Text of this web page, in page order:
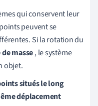
qui conservent leur
peuvent se
Si la rotation du
masse, le système
objet.
situés le long
déplacement